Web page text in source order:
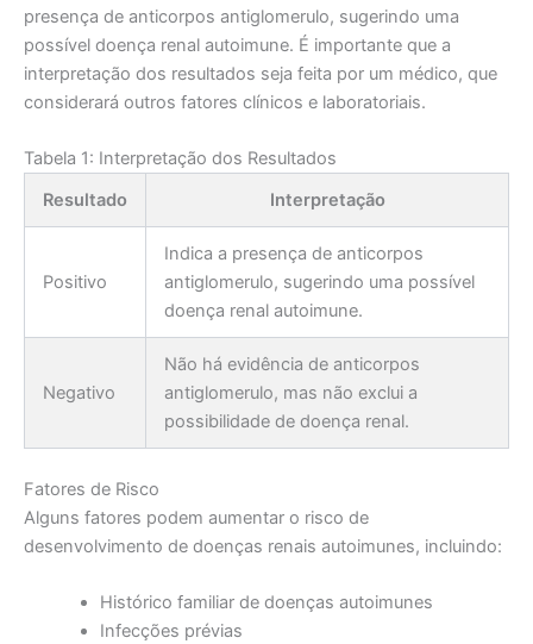
presença de anticorpos antiglomerulo, sugerindo uma
possível doença renal autoimune. É importante que a
interpretação dos resultados seja feita por um médico, que
considerará outros fatores clínicos e laboratoriais.
Tabela 1: Interpretação dos Resultados
Resultado
Interpretação
Positivo
Indica a presença de anticorpos
antiglomerulo, sugerindo uma possível
doença renal autoimune.
Negativo
Não há evidência de anticorpos
antiglomerulo, mas não exclui a
possibilidade de doença renal.
Fatores de Risco
Alguns fatores podem aumentar o risco de
desenvolvimento de doenças renais autoimunes, incluindo:
Histórico familiar de doenças autoimunes
Infecções prévias